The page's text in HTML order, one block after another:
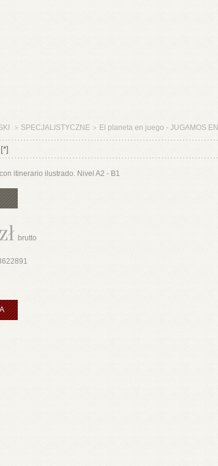
> SPECJALISTYCZNE >
El planeta en juego - JUGAMOS EN
itinerario ilustrado. Nivel A2 - B1
brutto